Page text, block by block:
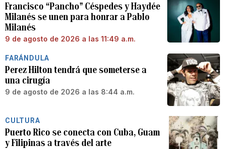
Francisco “Pancho” Céspedes y Haydée
Milanés se unen para honrar a Pablo
Milanés
9 de agosto de 2026 a las 11:49 a.m.
FARÁNDULA
Perez Hilton tendrá que someterse a
una cirugía
9 de agosto de 2026 a las 8:44 a.m.
CULTURA
Puerto Rico se conecta con Cuba, Guam
y Filipinas a través del arte